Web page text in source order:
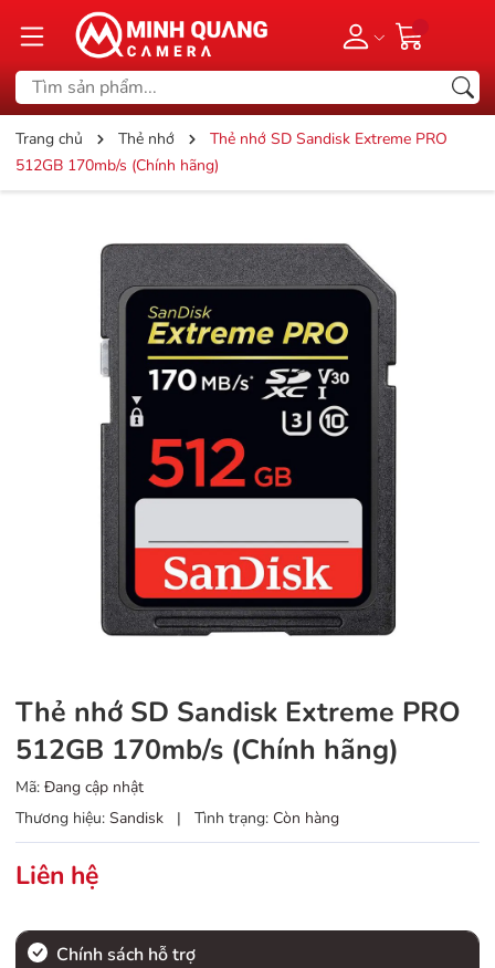
Trang chủ Thẻ nhớ
Thẻ nhớ SD Sandisk Extreme PRO
512GB 170mb/s (Chính hãng)
Thẻ nhớ SD Sandisk Extreme PRO
512GB 170mb/s (Chính hãng)
Mã: Đang cập nhật
Thương hiệu: Sandisk | Tình trạng: Còn hàng
Liên hệ
Chính sách hỗ trợ